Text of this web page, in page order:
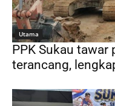
Utama
PPK Sukau
terancang,